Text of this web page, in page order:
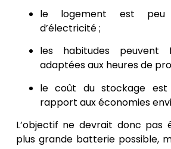
le logement est peu
d’électricité ;
les habitudes peuvent
adaptées aux heures de
le coût du stockage
rapport aux économies
L’objectif ne devrait donc pas
plus grande batterie possible,